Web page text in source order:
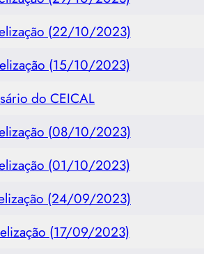
(22/10/2023)
(15/10/2023)
do CEICAL
(08/10/2023)
(01/10/2023)
(24/09/2023)
(17/09/2023)